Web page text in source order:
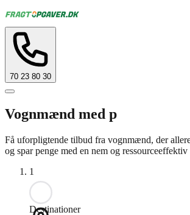
70 23 80 30
Vognmænd med p
Få uforpligtende tilbud fra vognmænd, der
og spar penge med en nem og
1
Destinationer